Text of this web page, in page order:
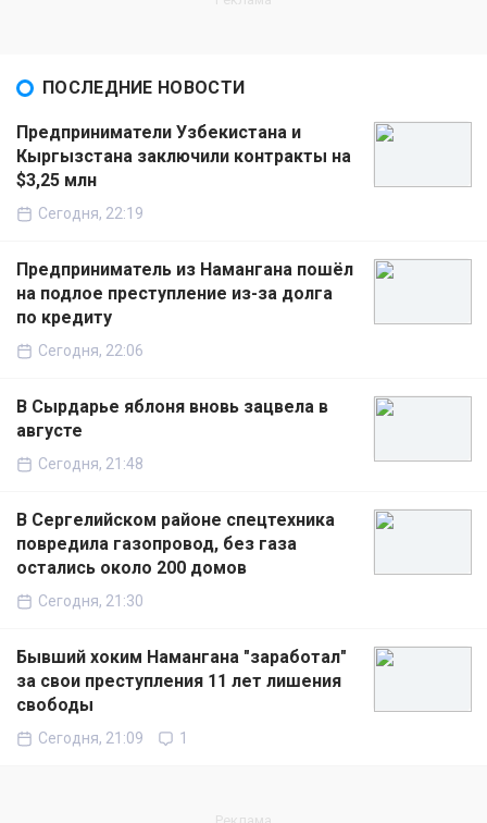
ПОСЛЕДНИЕ НОВОСТИ
Предприниматели Узбекистана и
Кыргызстана заключили контракты на
$3,25 млн
Сегодня, 22:19
Предприниматель из Намангана пошёл
на подлое преступление из-за долга
по кредиту
Сегодня, 22:06
В Сырдарье яблоня вновь зацвела в
августе
Сегодня, 21:48
В Сергелийском районе спецтехника
повредила газопровод, без газа
остались около 200 домов
Сегодня, 21:30
Бывший хоким Намангана "заработал"
за свои преступления 11 лет лишения
свободы
Сегодня, 21:09 1